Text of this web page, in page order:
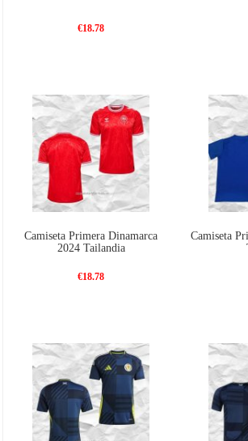
€18.78
Camiseta Primera Dinamarca
2024 Tailandia
€18.78
Camiseta